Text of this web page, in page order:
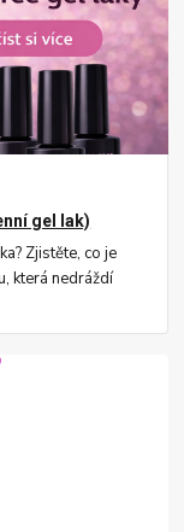
gel lak)
Zjistěte, co je
která nedráždí